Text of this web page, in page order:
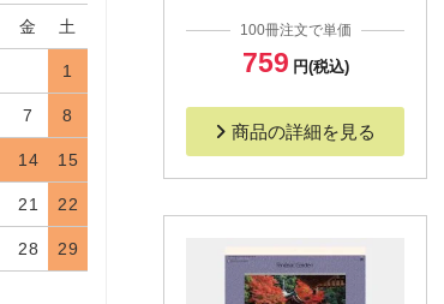
100冊注文で単価
759 円(税込)
商品の詳細を見る
金 土
1
7 8
14 15
21 22
28 29